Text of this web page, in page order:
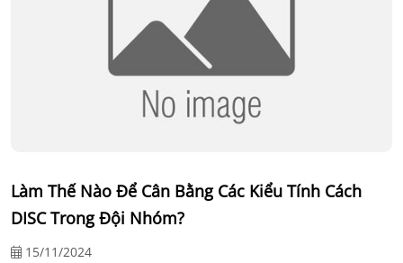
Làm Thế Nào Để Cân Bằng Các Kiểu Tính Cách
DISC Trong Đội Nhóm?
15/11/2024